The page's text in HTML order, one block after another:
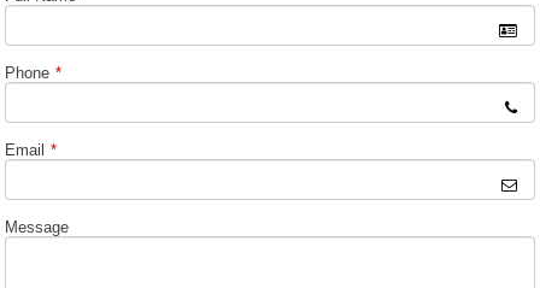
Phone *
Email *
Message